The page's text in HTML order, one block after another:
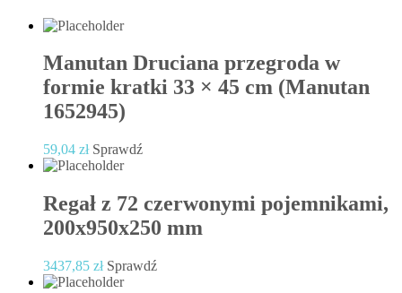
Manutan Druciana przegroda w
formie kratki 33 × 45 cm (Manutan
1652945)
59,04 zł Sprawdź
Regał z 72 czerwonymi pojemnikami,
200x950x250 mm
3437,85 zł Sprawdź